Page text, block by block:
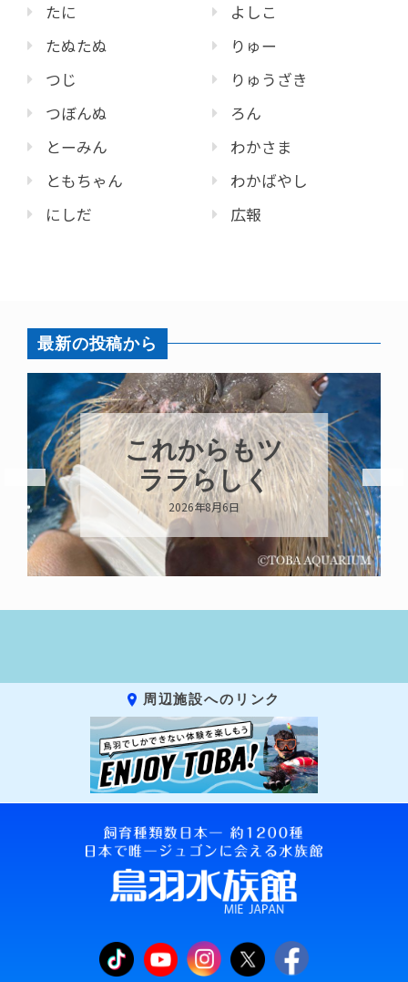
たに
たぬたぬ
つじ
つぼんぬ
とーみん
ともちゃん
にしだ
よしこ
りゅー
りゅうざき
ろん
わかさま
わかばやし
広報
最新の投稿から
これからもツ
ララらしく
2026年8月6日
周辺施設へのリンク